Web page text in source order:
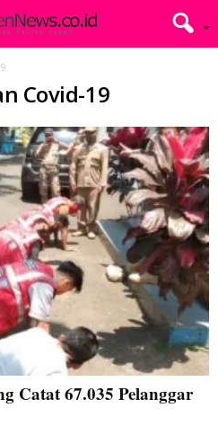
Covid-19
Catat 67.035 Pelanggar